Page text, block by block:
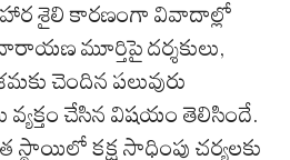
శైలి కారణంగా వివాదాల్లో
మూర్తిపై దర్శకులు,
చెందిన పలువురు
వ్యక్తం చేసిన విషయం తెలిసిందే.
స్థాయిలో కక్ష సాధింపు చర్యలకు